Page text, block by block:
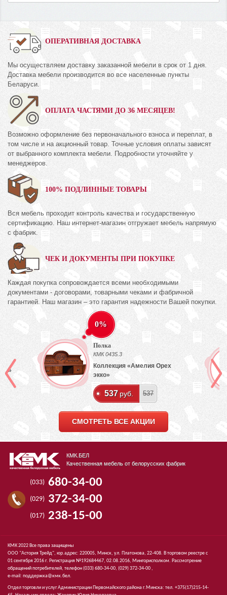
ОПЕРАТИВНАЯ ДОСТАВКА
Мы осуществляем доставку заказанной мебели в срок от 1 дня.
Доставка мебели производится во все населенные пункты
Беларуси.
ОПЛАТА ЧАСТЯМИ ДО 36 МЕСЯЦЕВ!
Возможно оформление без первоначального взноса и переплат, в
том числе и на акционный товар. Точные условия оплаты зависят
от выбранного комплекта мебели. Подробности уточняйте у
менеджеров.
100% ПОДЛИННЫЕ ТОВАРЫ
Вся мебель проходит контроль качества и государственную
сертификацию. Наш интернет-магазин отгружает мебель напрямую
с фабрик.
ЧЕК И ДОКУМЕНТЫ ПРИ ПОКУПКЕ
Каждая покупка сопровождается всеми необходимыми
документами - договорами, товарными чеками и фабричной
гарантией. Наш магазин – это гарантия надежности Вашей покупки.
0%
Полка
КМК 0435.3
Коллекция «Амелия Орех
экко»
537 руб. 537
СМОТРЕТЬ ВСЕ АКЦИИ
КМК.БЕЛ
Качественная мебель от белорусских фабрик
(033) 680-34-00
(029) 372-34-00
(017) 238-15-00
КМК 2022 Все права защищены
ООО "Астория Трейд", юр.адрес: 220005, Минск, ул. Платонова, 22-408. В торговом реестре с
01 сентября 2016 г. Регистрация №192684467, 02.08.2016, Мингорисполком. Рассмотрение
обращений потребителей, телефон(033)680-34-00, (029)372-34-00 ,
e-mail: поддержка@кмк.бел.
Отдел торговли и услуг Администрации Первомайского района г.Минска: тел. +375(17)215-14-